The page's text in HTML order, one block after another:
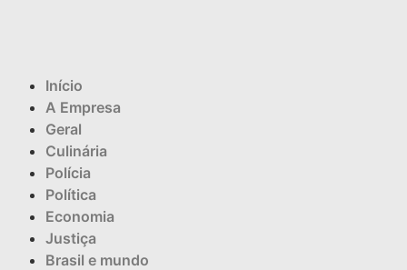
Início
A Empresa
Geral
Culinária
Polícia
Política
Economia
Justiça
Brasil e mundo